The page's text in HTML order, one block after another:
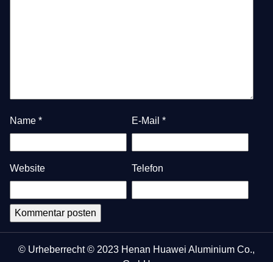
Name * E-Mail *
Website Telefon
© Urheberrecht © 2023 Henan Huawei Aluminium Co.,